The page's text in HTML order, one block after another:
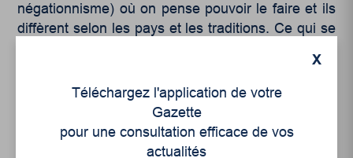
négationnisme) où on pense pouvoir le faire et ils
diffèrent selon les pays et les traditions. Ce qui se
concerne les limitations pour des motifs religieux,
plus précisément pour cause de blasphème.
Depuis quelques années, des organismes comme
l’OCI (Organisation de la Conférence islamique),
ont promu jusqu’à l’ONU, et non sans un certain
X
Téléchargez l'application de votre
Gazette
pour une consultation efficace de vos
actualités